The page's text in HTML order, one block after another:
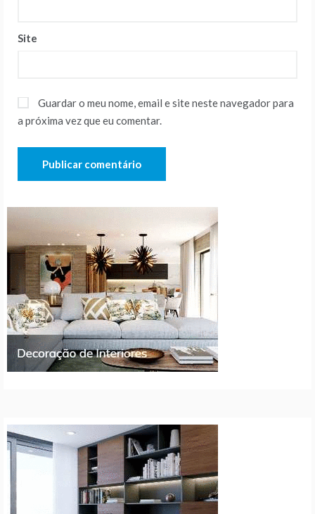
Site
Guardar o meu nome, email e site neste navegador para
a próxima vez que eu comentar.